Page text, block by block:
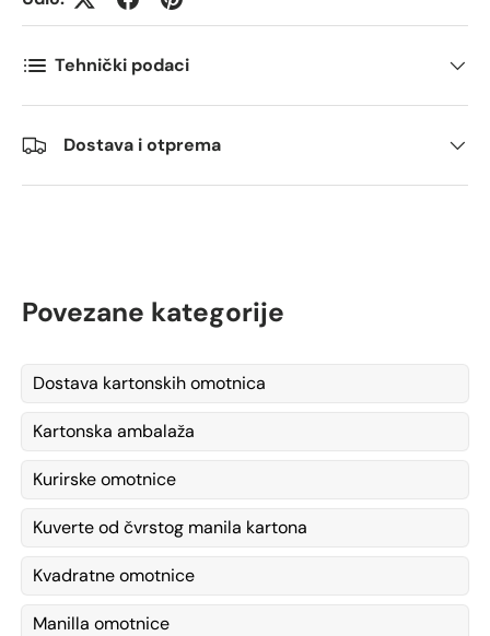
Tehnički podaci
Dostava i otprema
Povezane kategorije
Dostava kartonskih omotnica
Kartonska ambalaža
Kurirske omotnice
Kuverte od čvrstog manila kartona
Kvadratne omotnice
Manilla omotnice